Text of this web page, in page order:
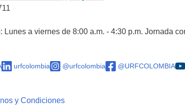
Lunes a viernes de 8:00 a.m. - 4:30 p.m. Jornada
urfcolombia @urfcolombia @URFCOLOMBIA
y Condiciones